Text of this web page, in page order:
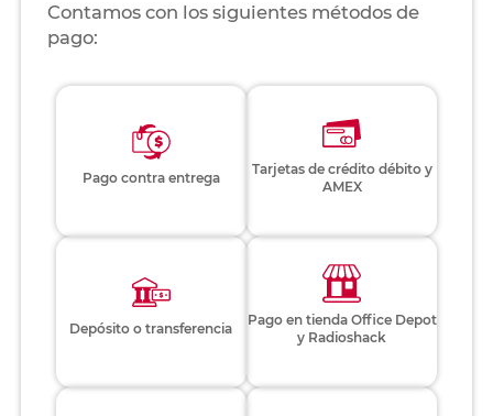
Contamos con los siguientes métodos de
pago:
Pago contra entrega
Tarjetas de crédito débito y
AMEX
Depósito o transferencia
Pago en tienda Office Depot
y Radioshack